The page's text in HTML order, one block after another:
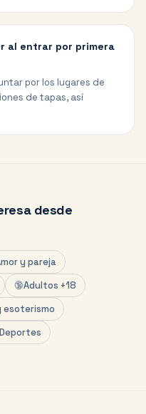
al entrar por primera
por los lugares de
de tapas, así
desde
y pareja
🔞Adultos +18
esoterismo